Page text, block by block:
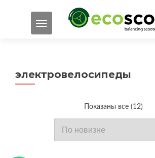
ПОКАЗАТЬ/СКРЫТЬ НАВИГАЦИЮ
электрoвелосипеды
Показаны все (12)